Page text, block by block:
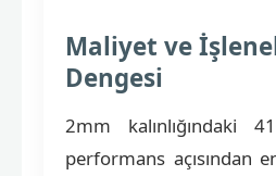
Maliyet ve
Dengesi
2mm kalınlığındaki
performans açısından